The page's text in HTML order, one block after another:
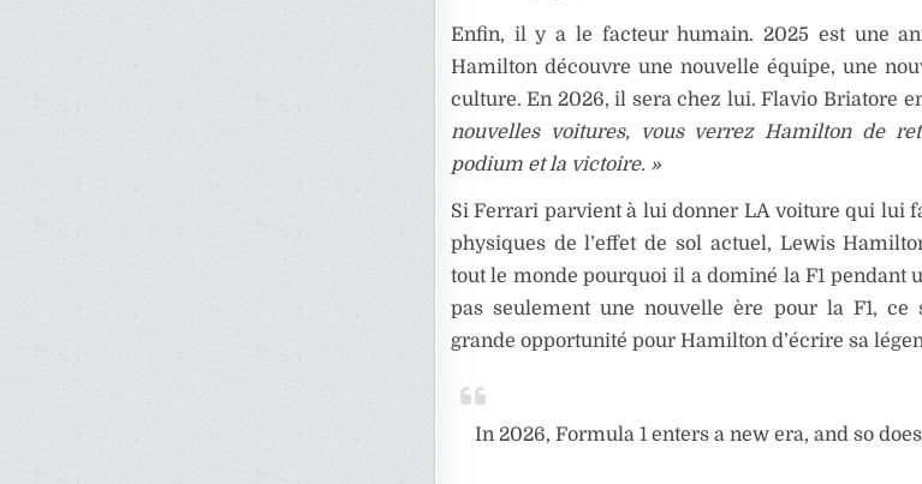
Enfin, il y a le facteur humain. 2025 est une
Hamilton découvre une nouvelle équipe, une
culture. En 2026, il sera chez lui. Flavio Briatore
nouvelles voitures, vous verrez Hamilton de
podium et la victoire. »
Si Ferrari parvient à lui donner LA voiture qui lui
physiques de l’effet de sol actuel, Lewis
tout le monde pourquoi il a dominé la F1 pendant
pas seulement une nouvelle ère pour la F1, ce
grande opportunité pour Hamilton d’écrire sa
In 2026, Formula 1 enters a new era, and so